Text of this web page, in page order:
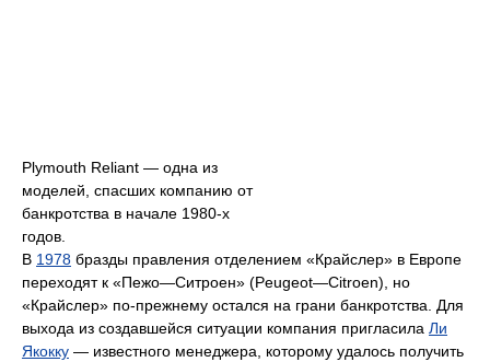
Plymouth Reliant — одна из
моделей, спасших компанию от
банкротства в начале 1980-х
годов.
В 1978 бразды правления отделением «Крайслер» в Европе
переходят к «Пежо—Ситроен» (Peugeot—Citroen), но
«Крайслер» по-прежнему остался на грани банкротства. Для
выхода из создавшейся ситуации компания пригласила Ли
Якокку — известного менеджера, которому удалось получить